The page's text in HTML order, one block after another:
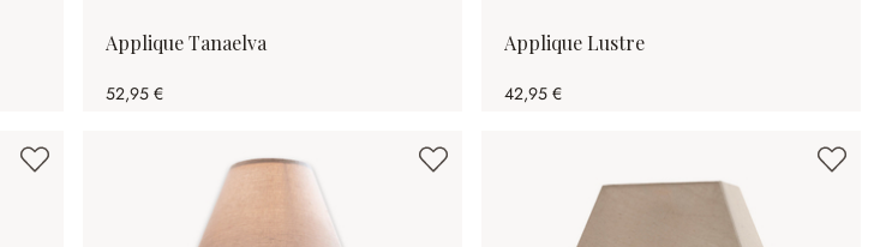
Applique Tanaelva
52,95 €
Applique Lustre
42,95 €